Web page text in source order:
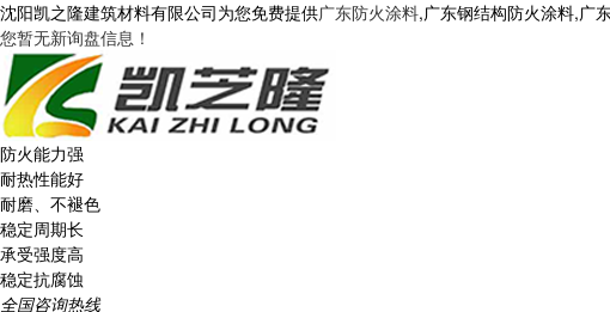
沈阳凯之隆建筑材料有限公司为您免费提供广东防火涂料,广东钢结构防火涂料,广
您暂无新询盘信息！
防火能力强
耐热性能好
耐磨、不褪色
稳定周期长
承受强度高
稳定抗腐蚀
全国咨询热线